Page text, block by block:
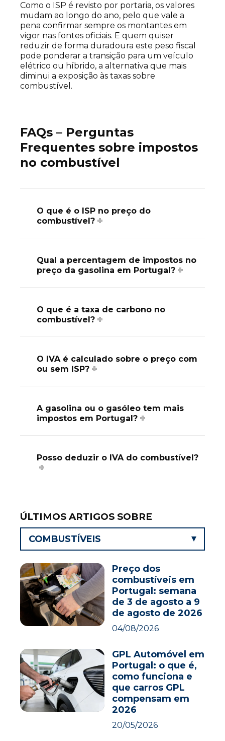
Como o ISP é revisto por portaria, os valores
mudam ao longo do ano, pelo que vale a
pena confirmar sempre os montantes em
vigor nas fontes oficiais. E quem quiser
reduzir de forma duradoura este peso fiscal
pode ponderar a transição para um veículo
elétrico ou híbrido, a alternativa que mais
diminui a exposição às taxas sobre
combustível.
FAQs – Perguntas
Frequentes sobre impostos
no combustível
O que é o ISP no preço do
combustível?
Qual a percentagem de impostos no
preço da gasolina em Portugal?
O que é a taxa de carbono no
combustível?
O IVA é calculado sobre o preço com
ou sem ISP?
A gasolina ou o gasóleo tem mais
impostos em Portugal?
Posso deduzir o IVA do combustível?
ÚLTIMOS ARTIGOS SOBRE
COMBUSTÍVEIS
Preço dos
combustíveis em
Portugal: semana
de 3 de agosto a 9
de agosto de 2026
04/08/2026
GPL Automóvel em
Portugal: o que é,
como funciona e
que carros GPL
compensam em
2026
20/05/2026